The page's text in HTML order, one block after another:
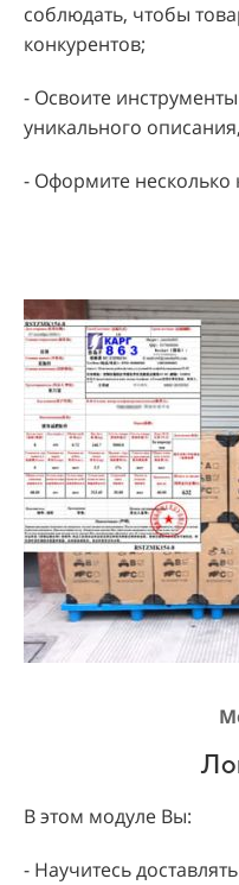
соблюдать, чтобы
конкурентов;
- Освоите
уникального
- Оформите несколько
В этом модуле Вы:
- Научитесь